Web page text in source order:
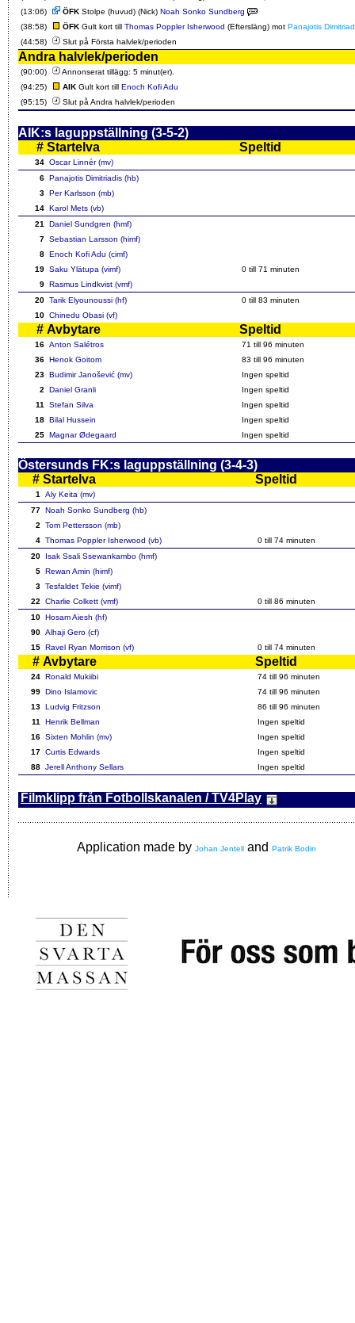
(13:06)
ÖFK Stolpe (huvud) (Nick) Noah Sonko Sundberg
(38:58)
ÖFK Gult kort till Thomas Poppler Isherwood (Eftersläng) mot Panajotis
(44:58)
Slut på Första halvlek/perioden
Andra halvlek/perioden
(90:00)
Annonserat tillägg: 5 minut(er).
(94:25)
AIK Gult kort till Enoch Kofi Adu
(95:15)
Slut på Andra halvlek/perioden
AIK:s laguppställning (3-5-2)
# Startelva Speltid
34 Oscar Linnér (mv)
6 Panajotis Dimitriadis (hb)
3 Per Karlsson (mb)
14 Karol Mets (vb)
21
Daniel Sundgren (hmf)
7 Sebastian Larsson (himf)
8 Enoch Kofi Adu (cimf)
19 Saku Ylätupa (vimf) 0 till 71 minuten
9 Rasmus Lindkvist (vmf)
20 Tarik Elyounoussi (hf) 0 till 83 minuten
10 Chinedu Obasi (vf)
# Avbytare Speltid
16 Anton Salétros 71 till 96 minuten
36 Henok Goitom 83 till 96 minuten
23 Budimir Janošević (mv)
Ingen speltid
2
Daniel Granli
Ingen speltid
11
Stefan Silva
Ingen speltid
18 Bilal Hussein
Ingen speltid
25 Magnar Ødegaard Ingen speltid
Östersunds FK:s laguppställning (3-4-3)
# Startelva Speltid
1
Aly Keita (mv)
77 Noah Sonko Sundberg (hb)
2
Tom Pettersson (mb)
4 Thomas Poppler Isherwood (vb) 0 till 74 minuten
20
Isak Ssali Ssewankambo (hmf)
5 Rewan Amin (himf)
3 Tesfaldet Tekie (vimf)
22
Charlie Colkett (vmf) 0 till 86 minuten
10 Hosam Aiesh (hf)
90 Alhaji Gero (cf)
15 Ravel Ryan Morrison (vf) 0 till 74 minuten
# Avbytare Speltid
24 Ronald Mukiibi 74 till 96 minuten
99 Dino Islamovic 74 till 96 minuten
13 Ludvig Fritzson 86 till 96 minuten
11
Henrik Bellman
Ingen speltid
16 Sixten Mohlin (mv)
Ingen speltid
17 Curtis Edwards
Ingen speltid
88 Jerell Anthony Sellars Ingen speltid
Filmklipp från Fotbollskanalen / TV4Play
Application made by Johan Jentell and Patrik Bodin